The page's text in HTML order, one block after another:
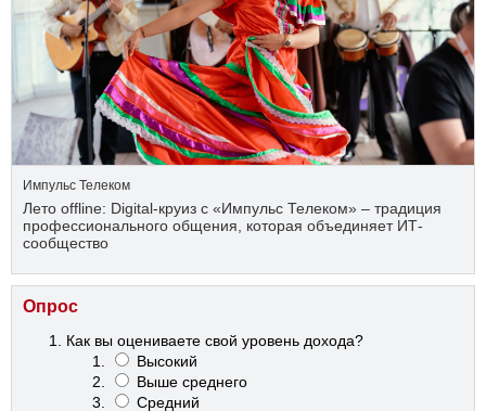
Импульс Телеком
Лето offline: Digital-круиз с «Импульс Телеком» – традиция
профессионального общения, которая объединяет ИТ-
сообщество
Опрос
Как вы оцениваете свой уровень дохода?
Высокий
Выше среднего
Средний